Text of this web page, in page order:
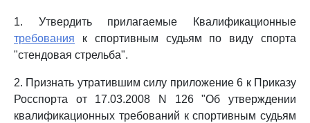
1. Утвердить прилагаемые Квалификационные
требования к спортивным судьям по виду спорта
"стендовая стрельба".
2. Признать утратившим силу приложение 6 к Приказу
Росспорта от 17.03.2008 N 126 "Об утверждении
квалификационных требований к спортивным судьям